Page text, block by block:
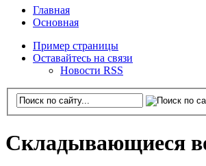
Главная
Основная
Пример страницы
Оставайтесь на связи
Новости RSS
Складывающиеся